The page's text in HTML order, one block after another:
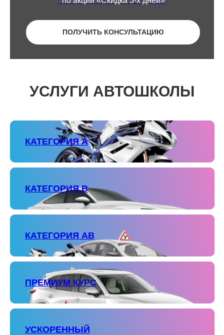
ПОЛУЧИТЬ КОНСУЛЬТАЦИЮ
УСЛУГИ АВТОШКОЛЫ
КАТЕГОРИЯ А
КАТЕГОРИЯ В
КАТЕГОРИЯ АВ
ПРЕМИУМ КУРС
УСКОРЕННЫЙ